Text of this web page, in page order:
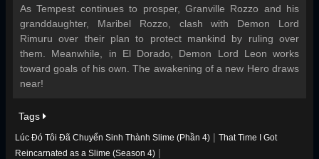
As Tempest continues to prosper, Granville Rozzo and his
granddaughter, Maribel Rozzo, clash with Demon Lord
Rimuru over their plan to protect mankind by ruling over
them. Meanwhile, in El Dorado, Demon Lord Leon works
toward goals of his own. The awakening of a new Hero draws
near!
Tags
Lúc Đó Tôi Đã Chuyển Sinh Thành Slime (Phần 4) | That Time I Got
Reincarnated as a Slime (Season 4) |